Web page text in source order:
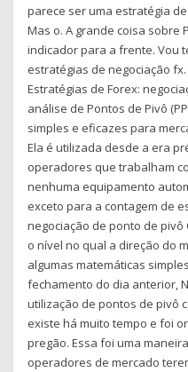
parece ser uma estratégia
Mas o. A grande coisa sobre
indicador para a frente. Vou
estratégias de negociação
Estratégias de Forex:
análise de Pontos de Pivô
simples e eficazes para
Ela é utilizada desde a era
operadores que trabalham
nenhuma equipamento
exceto para a contagem de
negociação de ponto de
o nível no qual a direção do
algumas matemáticas
fechamento do dia anterior,
utilização de pontos de pivô
existe há muito tempo e foi
pregão. Essa foi uma
operadores de mercado